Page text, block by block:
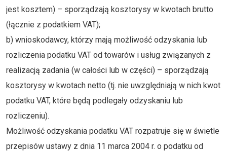
jest kosztem) – sporządzają kosztorysy w kwotach brutto
(łącznie z podatkiem VAT);
b) wnioskodawcy, którzy mają możliwość odzyskania lub
rozliczenia podatku VAT od towarów i usług związanych z
realizacją zadania (w całości lub w części) – sporządzają
kosztorysy w kwotach netto (tj. nie uwzględniają w nich kwot
podatku VAT, które będą podlegały odzyskaniu lub
rozliczeniu).
Możliwość odzyskania podatku VAT rozpatruje się w świetle
przepisów ustawy z dnia 11 marca 2004 r. o podatku od